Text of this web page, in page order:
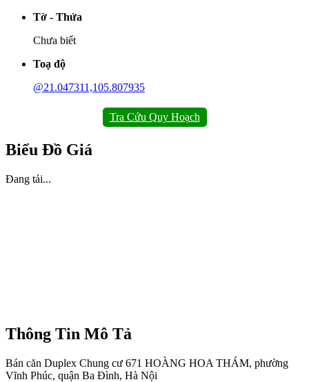
Tờ - Thửa
Chưa biết
Toạ độ
@21.047311,105.807935
Tra Cứu Quy Hoạch
Biểu Đồ Giá
Đang tải...
Thông Tin Mô Tả
Bán căn Duplex Chung cư 671 HOÀNG HOA THÁM, phường
Vĩnh Phúc, quận Ba Đình, Hà Nội